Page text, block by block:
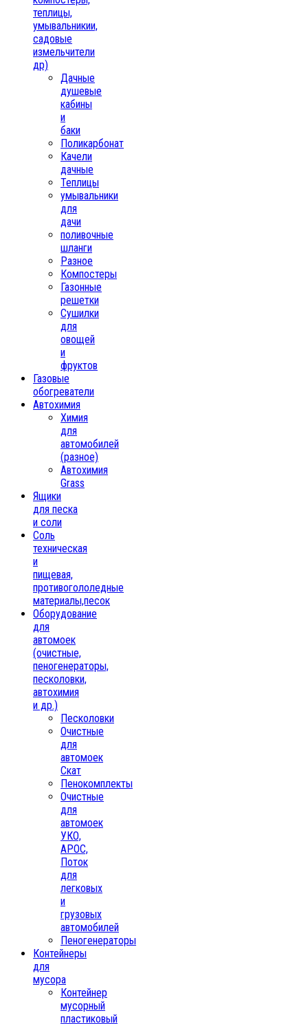
теплицы,
умывальникии,
садовые
измельчители
др)
Дачные
душевые
кабины
и
баки
Поликарбонат
Качели
дачные
Теплицы
умывальники
для
дачи
поливочные
шланги
Разное
Компостеры
Газонные
решетки
Сушилки
для
овощей
и
фруктов
Газовые
обогреватели
Автохимия
Химия
для
автомобилей
(разное)
Автохимия
Grass
Ящики
для песка
и соли
Соль
техническая
и
пищевая,
противогололедные
материалы,песок
Oборудование
для
автомоек
(очистные,
пеногенераторы,
песколовки,
автохимия
и др.)
Песколовки
Очистные
для
автомоек
Скат
Пенокомплекты
Очистные
для
автомоек
УКО,
АРОС,
Поток
для
легковых
и
грузовых
автомобилей
Пеногенераторы
Контейнеры
для
мусора
Контейнер
мусорный
пластиковый